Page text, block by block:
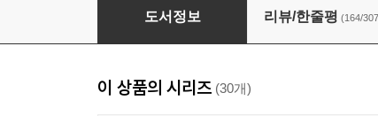
흔한남매 2
도서정보 리뷰/한줄평 (164/
이 상품의 시리즈 (30개)